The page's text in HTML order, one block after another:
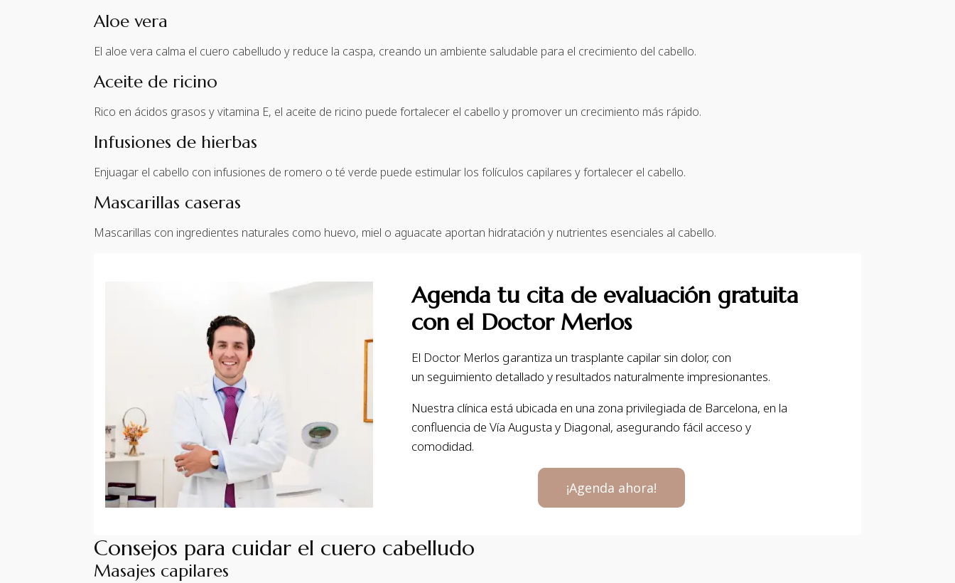
Aloe vera
El aloe vera calma el cuero cabelludo y reduce la caspa, creando un ambiente saludable para el crecimiento del cabello.
Aceite de ricino
Rico en ácidos grasos y vitamina E, el aceite de ricino puede fortalecer el cabello y promover un crecimiento más rápido.
Infusiones de hierbas
Enjuagar el cabello con infusiones de romero o té verde puede estimular los folículos capilares y fortalecer el cabello.
Mascarillas caseras
Mascarillas con ingredientes naturales como huevo, miel o aguacate aportan hidratación y nutrientes esenciales al cabello.
Agenda tu cita de evaluación gratuita
con el Doctor Merlos
El Doctor Merlos garantiza un trasplante capilar sin dolor, con
un seguimiento detallado y resultados naturalmente impresionantes.
Nuestra clínica está ubicada en una zona privilegiada de Barcelona, en la
confluencia de Vía Augusta y Diagonal, asegurando fácil acceso y
comodidad.
¡Agenda ahora!
Consejos para cuidar el cuero cabelludo
Masajes capilares